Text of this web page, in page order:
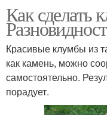
Как сделать
Красивые клумбы из
как камень, можно
самостоятельно.
порадует.